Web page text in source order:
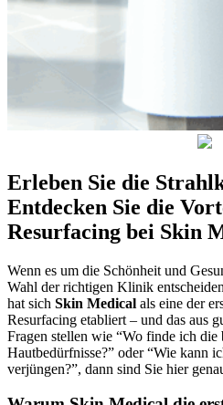
Erleben Sie die
Entdecken Sie die
Resurfacing bei Skin
Wenn es um die Schönheit und
Wahl der richtigen Klinik
hat sich Skin Medical als eine der
Resurfacing etabliert – und das aus
Fragen stellen wie “Wo finde ich
Hautbedürfnisse?” oder “Wie kann
verjüngen?”, dann sind Sie hier